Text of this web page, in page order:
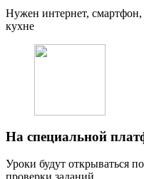
Нужен интернет,
кухне
На специальной
Уроки будут открываться